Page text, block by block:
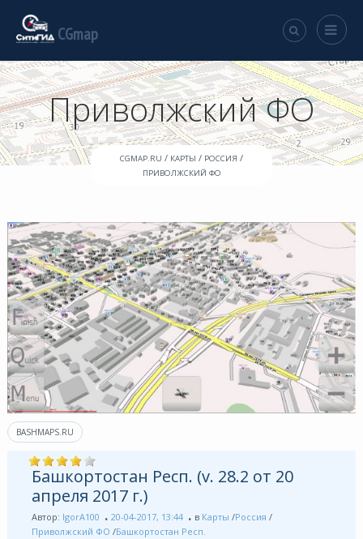
CGmap
Приволжский ФО
CGMAP.RU / КАРТЫ / РОССИЯ /
ПРИВОЛЖСКИЙ ФО
BASHMAPS.RU
Башкортостан Респ. (v. 28.2 от 20
апреля 2017 г.)
Автор: IgorA100 20-04-2017, 13:44 в Карты /Россия /
Приволжский ФО /Башкортостан Респ.